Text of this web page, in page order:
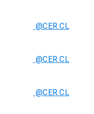
@CER.CL
@CER.CL
@CER.CL